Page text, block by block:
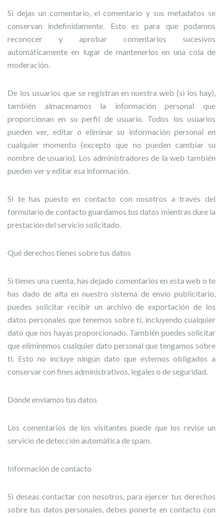
Si dejas un comentario, el comentario y sus metadatos se
conservan indefinidamente. Esto es para que podamos
reconocer y aprobar comentarios sucesivos
automáticamente en lugar de mantenerlos en una cola de
moderación.
De los usuarios que se registran en nuestra web (si los hay),
también almacenamos la información personal que
proporcionan en su perfil de usuario. Todos los usuarios
pueden ver, editar o eliminar su información personal en
cualquier momento (excepto que no pueden cambiar su
nombre de usuario). Los administradores de la web también
pueden ver y editar esa información.
Si te has puesto en contacto con nosotros a través del
formulario de contacto guardamos tus datos mientras dure la
prestación del servicio solicitado.
Qué derechos tienes sobre tus datos
Si tienes una cuenta, has dejado comentarios en esta web o te
has dado de alta en nuestro sistema de envío publicitario,
puedes solicitar recibir un archivo de exportación de los
datos personales que tenemos sobre ti, incluyendo cualquier
dato que nos hayas proporcionado. También puedes solicitar
que eliminemos cualquier dato personal que tengamos sobre
ti. Esto no incluye ningún dato que estemos obligados a
conservar con fines administrativos, legales o de seguridad.
Dónde enviamos tus datos
Los comentarios de los visitantes puede que los revise un
servicio de detección automática de spam.
Información de contacto
Si deseas contactar con nosotros, para ejercer tus derechos
sobre tus datos personales, debes ponerte en contacto con